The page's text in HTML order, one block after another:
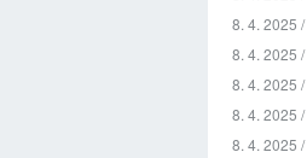
8. 4. 2025 /
8. 4. 2025 /
8. 4. 2025 /
8. 4. 2025 /
8. 4. 2025 /